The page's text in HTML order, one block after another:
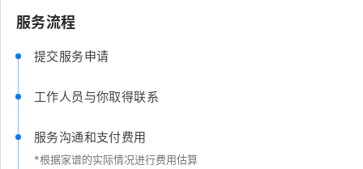
服务流程
提交服务申请
工作人员与你取得联系
服务沟通和支付费用
*根据家谱的实际情况进行费用估算